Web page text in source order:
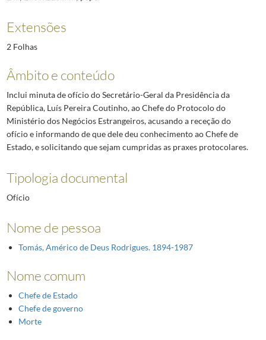
Extensões
2 Folhas
Âmbito e conteúdo
Inclui minuta de ofício do Secretário-Geral da Presidência da
República, Luís Pereira Coutinho, ao Chefe do Protocolo do
Ministério dos Negócios Estrangeiros, acusando a receção do
ofício e informando de que dele deu conhecimento ao Chefe de
Estado, e solicitando que sejam cumpridas as praxes protocolares.
Tipologia documental
Ofício
Nome de pessoa
Tomás, Américo de Deus Rodrigues. 1894-1987
Nome comum
Chefe de Estado
Chefe de governo
Morte